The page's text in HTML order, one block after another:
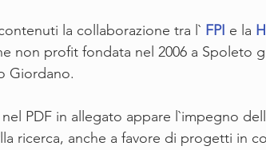
la collaborazione tra l` FPI e la
non profit fondata nel 2006 a Spoleto
Giordano.
PDF in allegato appare l`impegno
ricerca, anche a favore di progetti in